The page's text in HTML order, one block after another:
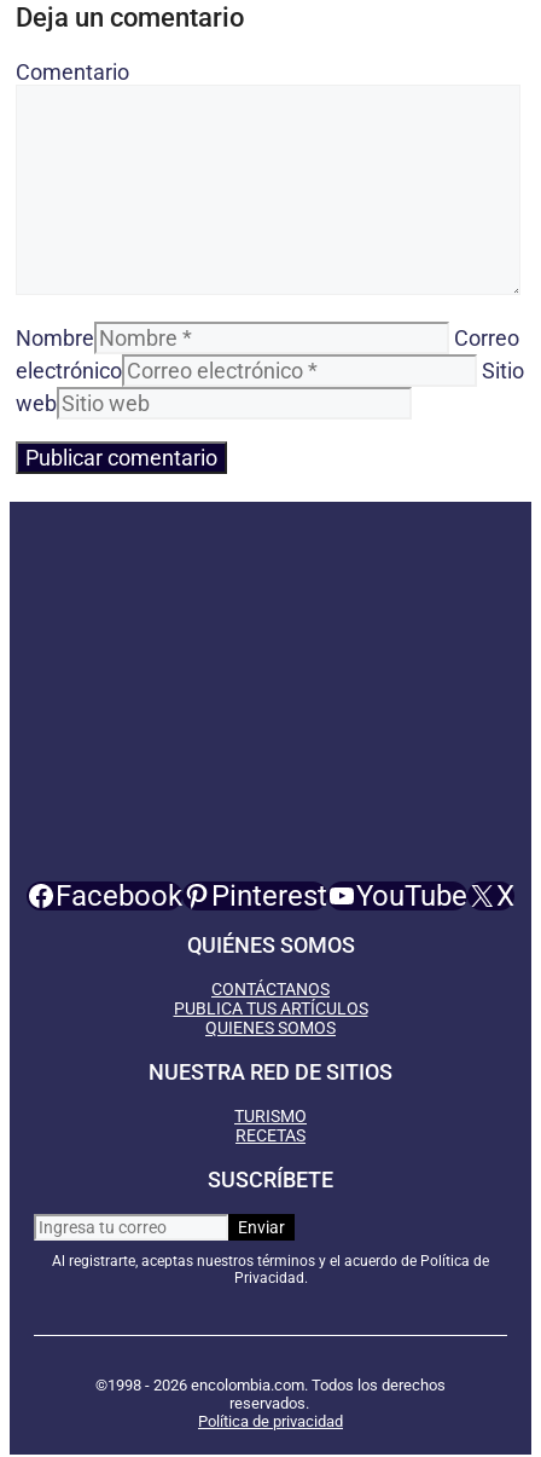
Deja un comentario
Comentario
Nombre
Correo
electrónico
Sitio
web
Facebook Pinterest YouTube X
QUIÉNES SOMOS
CONTÁCTANOS
PUBLICA TUS ARTÍCULOS
QUIENES SOMOS
NUESTRA RED DE SITIOS
TURISMO
RECETAS
SUSCRÍBETE
Al registrarte, aceptas nuestros términos y el acuerdo de Política de
Privacidad.
©1998 - 2026 encolombia.com. Todos los derechos
reservados.
Política de privacidad